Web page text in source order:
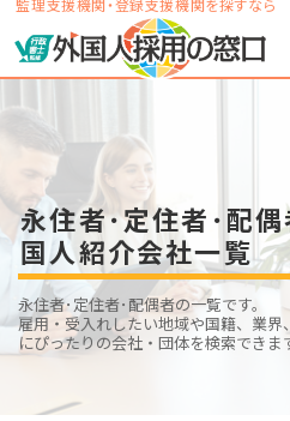
監理支援機関・登録支援機関を探すなら
永住者･定住者･配
国人紹介会社一覧
永住者･定住者･配偶者の一覧です。
雇用・受入れしたい地域や国籍、業
にぴったりの会社・団体を検索できま